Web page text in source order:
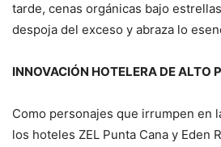
tarde, cenas orgánicas bajo
despoja del exceso y abraza lo
INNOVACIÓN HOTELERA DE ALTO
Como personajes que irrumpen en
los hoteles ZEL Punta Cana y Eden